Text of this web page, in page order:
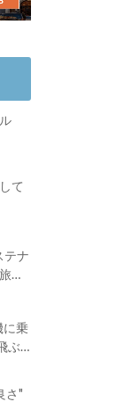
て
の
に乗
ぶ
さ"